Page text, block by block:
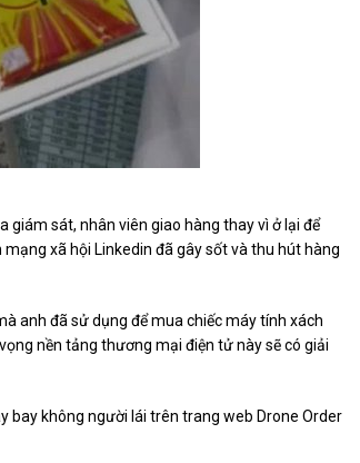
giám sát, nhân viên giao hàng thay vì ở lại để
xã hội Linkedin đã gây sốt và thu hút hàng
anh đã sử dụng để mua chiếc máy tính xách
nền tảng thương mại điện tử này sẽ có giải
không người lái trên trang web Drone Order